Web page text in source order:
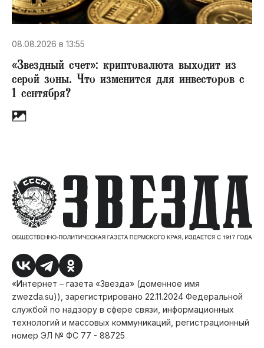
08.08.2026 в 13:55
«Звездный счет»​: криптовалюта выходит из
серой зоны. Что изменится для инвесторов с
1 сентября?
«Интернет – газета «Звезда» (доменное имя
zwezda.su)), зарегистрировано 22.11.2024 Федеральной
службой по надзору в сфере связи, информационных
технологий и массовых коммуникаций, регистрационный
номер ЭЛ № ФС 77 - 88725